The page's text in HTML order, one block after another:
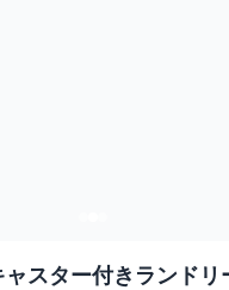
スター付きランドリ